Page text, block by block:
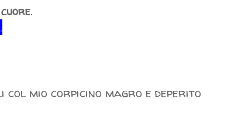
.
mio corpicino magro e deperito